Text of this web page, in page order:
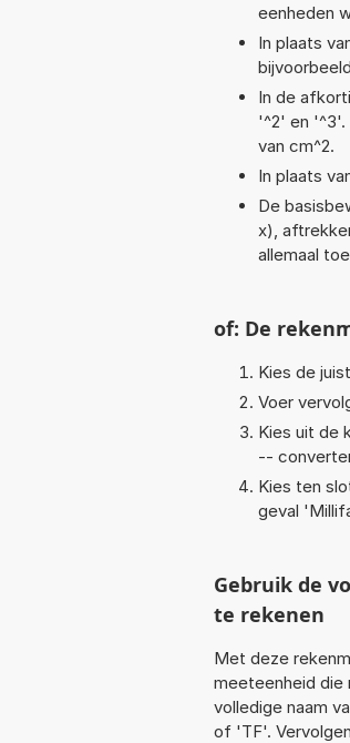
eenheden
In plaats
In de
'^2' en '^3'.
van cm^2.
In plaats
De
x),
allemaal
of: De
Kies de
Voer
Kies uit de
--
Kies ten
geval '
Gebruik de
te rekenen
Met deze
meeteenheid die
volledige naam
of 'TF'.